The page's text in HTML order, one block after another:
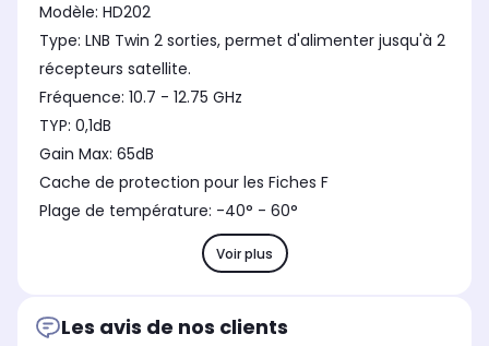
Modèle: HD202
Type: LNB Twin 2 sorties, permet d'alimenter jusqu'à 2
récepteurs satellite.
Fréquence: 10.7 - 12.75 GHz
TYP: 0,1dB
Gain Max: 65dB
Cache de protection pour les Fiches F
Plage de température: -40° - 60°
Voir plus
Les avis de nos clients